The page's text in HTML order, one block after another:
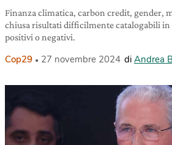
Finanza climatica, carbon credit, gender,
chiusa risultati difficilmente catalogabili in
positivi o negativi.
Cop29 27 novembre 2024 di Andrea